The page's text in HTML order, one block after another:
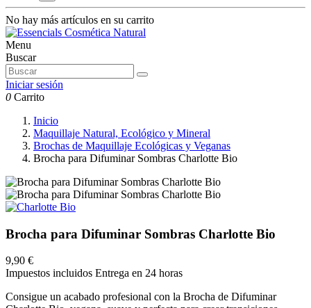
No hay más artículos en su carrito
Menu
Buscar
Iniciar sesión
0 Carrito
Inicio
Maquillaje Natural, Ecológico y Mineral
Brochas de Maquillaje Ecológicas y Veganas
Brocha para Difuminar Sombras Charlotte Bio
Brocha para Difuminar Sombras Charlotte Bio
9,90 €
Impuestos incluidos Entrega en 24 horas
Consigue un acabado profesional con la Brocha de Difuminar